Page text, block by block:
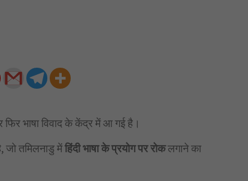
भाषा विवाद के केंद्र में आ गई है।
जो तमिलनाडु मेंहिंदी भाषा के प्रयोग पर रोकलगाने का